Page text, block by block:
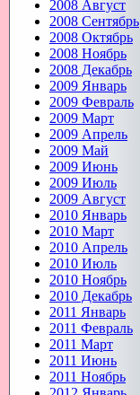
2008 Август
2008 Сентябрь
2008 Октябрь
2008 Ноябрь
2008 Декабрь
2009 Январь
2009 Февраль
2009 Март
2009 Апрель
2009 Май
2009 Июнь
2009 Июль
2009 Август
2010 Январь
2010 Март
2010 Апрель
2010 Июль
2010 Ноябрь
2010 Декабрь
2011 Январь
2011 Февраль
2011 Март
2011 Июнь
2011 Ноябрь